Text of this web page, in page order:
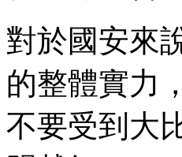
對於國安來
的整體實力
不要受到大